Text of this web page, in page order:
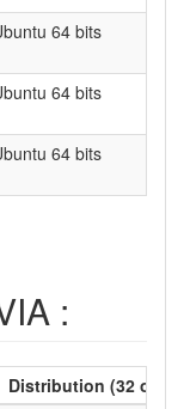
64 bits
64 bits
64 bits
:
Distribution (32 ou